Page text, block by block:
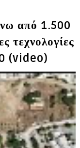
από 1.500
τεχνολογίες
(video)